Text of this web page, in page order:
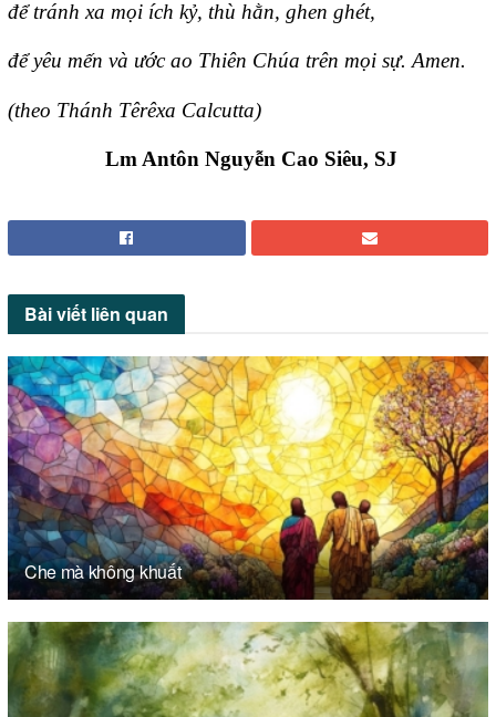
để tránh xa mọi ích kỷ, thù hằn, ghen ghét,
để yêu mến và ước ao Thiên Chúa trên mọi sự. Amen.
(theo Thánh Têrêxa Calcutta)
Lm Antôn Nguyễn Cao Siêu, SJ
Bài viết liên quan
Che mà không khuất